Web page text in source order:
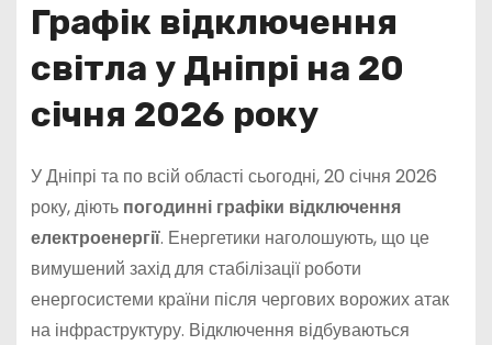
Графік відключення
світла у Дніпрі на 20
січня 2026 року
У Дніпрі та по всій області сьогодні, 20 січня 2026
року, діють погодинні графіки відключення
електроенергії. Енергетики наголошують, що це
вимушений захід для стабілізації роботи
енергосистеми країни після чергових ворожих атак
на інфраструктуру. Відключення відбуваються